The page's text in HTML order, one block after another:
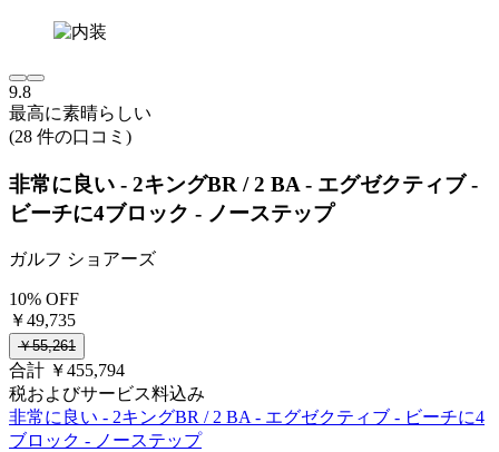
9.8
最高に素晴らしい
(28 件の口コミ)
非常に良い - 2キングBR / 2 BA - エグゼクティブ -
ビーチに4ブロック - ノーステップ
ガルフ ショアーズ
10% OFF
￥49,735
￥55,261
合計 ￥455,794
税およびサービス料込み
非常に良い - 2キングBR / 2 BA - エグゼクティブ - ビーチに4
ブロック - ノーステップ